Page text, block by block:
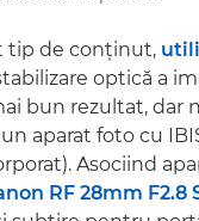
tip de conţinut,
optică a
bun rezultat, dar
aparat foto cu
Asociind
RF 28mm F2.8